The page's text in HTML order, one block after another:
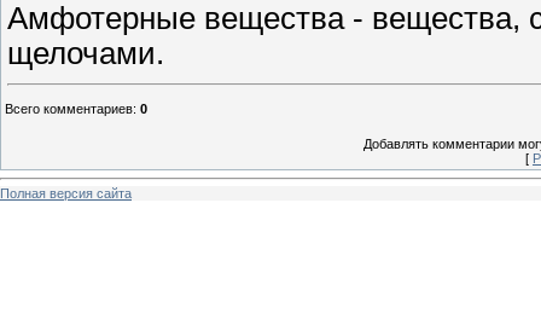
Амфотерные вещества - вещества,
щелочами.
Всего комментариев: 0
Добавлять комментарии
[
Полная версия сайта